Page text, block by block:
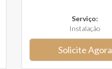
Serviço:
Instalação
Solicite Agora